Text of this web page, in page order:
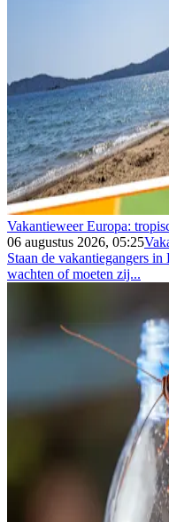
Vakantieweer Europa:
06 augustus 2026, 05:25
Staan de vakantiegangers
wachten of moeten zij...